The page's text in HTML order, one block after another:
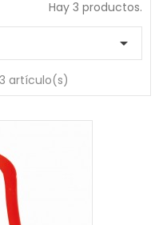
Hay 3 productos.

artículo(s)